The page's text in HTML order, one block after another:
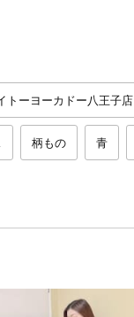
トーヨーカドー八王子店
柄もの 青